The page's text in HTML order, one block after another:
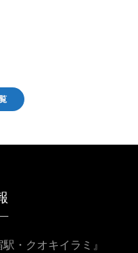
・クオキイラミ』